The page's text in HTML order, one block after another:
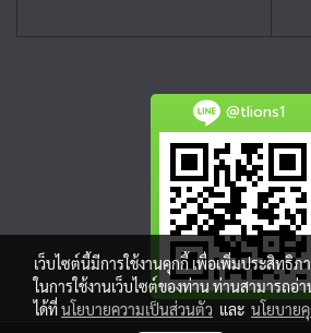
@tlions1
เว็บไซต์นี้มีการใช้งานคุกกี้ เพื่อเพิ่มประสิทธิ
ในการใช้งานเว็บไซต์ของท่าน ท่านสามารถอ่
ได้ที่นโยบายความเป็นส่วนตัว และ นโยบาย